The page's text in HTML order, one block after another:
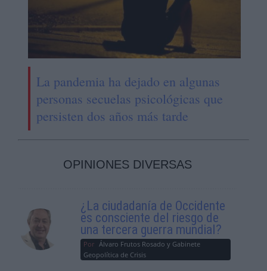
La pandemia ha dejado en algunas
personas secuelas psicológicas que
persisten dos años más tarde
OPINIONES DIVERSAS
¿La ciudadanía de Occidente
es consciente del riesgo de
una tercera guerra mundial?
Por Álvaro Frutos Rosado y Gabinete
Geopolítica de Crisis